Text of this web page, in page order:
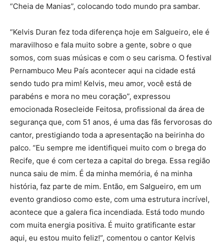
“Cheia de Manias”, colocando todo mundo pra sambar.
“Kelvis Duran fez toda diferença hoje em Salgueiro, ele é
maravilhoso e fala muito sobre a gente, sobre o que
somos, com suas músicas e com o seu carisma. O festival
Pernambuco Meu País acontecer aqui na cidade está
sendo tudo pra mim! Kelvis, meu amor, você está de
parabéns e mora no meu coração”, expressou
emocionada Rosecleide Feitosa, profissional da área de
segurança que, com 51 anos, é uma das fãs fervorosas do
cantor, prestigiando toda a apresentação na beirinha do
palco. “Eu sempre me identifiquei muito com o brega do
Recife, que é com certeza a capital do brega. Essa região
nunca saiu de mim. É da minha memória, é na minha
história, faz parte de mim. Então, em Salgueiro, em um
evento grandioso como este, com uma estrutura incrível,
acontece que a galera fica incendiada. Está todo mundo
com muita energia positiva. É muito gratificante estar
aqui, eu estou muito feliz!”, comentou o cantor Kelvis